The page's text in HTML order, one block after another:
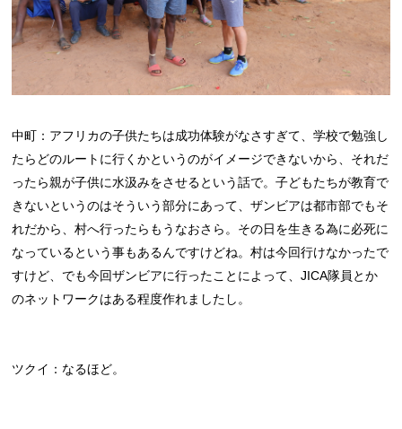
中町：アフリカの子供たちは成功体験がなさすぎて、学校で勉強し
たらどのルートに行くかというのがイメージできないから、それだ
ったら親が子供に水汲みをさせるという話で。子どもたちが教育で
きないというのはそういう部分にあって、ザンビアは都市部でもそ
れだから、村へ行ったらもうなおさら。その日を生きる為に必死に
なっているという事もあるんですけどね。村は今回行けなかったで
すけど、でも今回ザンビアに行ったことによって、JICA隊員とか
のネットワークはある程度作れましたし。
ツクイ：なるほど。